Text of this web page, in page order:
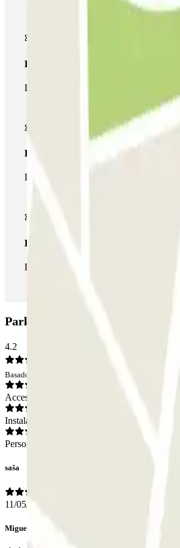
Pase básico
Durante tu estancia podrás entrar y salir
Pase multiparking
Durante tu estancia podrás hacer uso
Pase ilimitado
Durante tu estancia podrás entrar y salir
Parking Hospital Dr Pascual -
4.2
Basado en 23 opiniones
Acceso
Instalaciones
Personal
saša
11/05/2026
Miguel